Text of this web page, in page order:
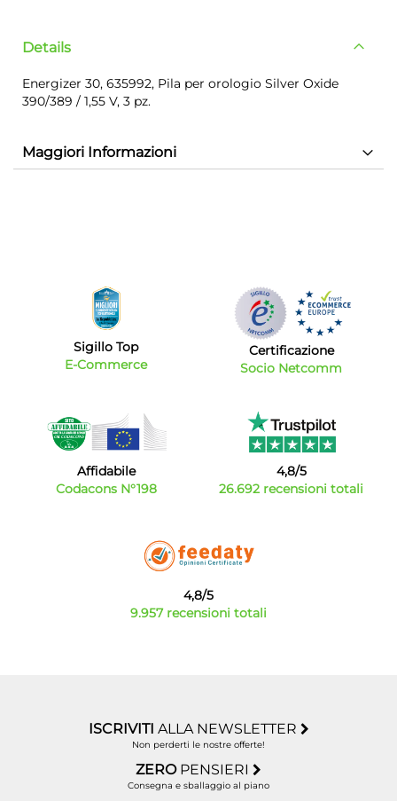
Details
Energizer 30, 635992, Pila per orologio Silver Oxide
390/389 / 1,55 V, 3 pz.
Maggiori Informazioni
Sigillo Top
E-Commerce
Certificazione
Socio Netcomm
Affidabile
Codacons N°198
4,8/5
26.692 recensioni totali
4,8/5
9.957 recensioni totali
ISCRIVITI ALLA NEWSLETTER
Non perderti le nostre offerte!
ZERO PENSIERI
Consegna e sballaggio al piano